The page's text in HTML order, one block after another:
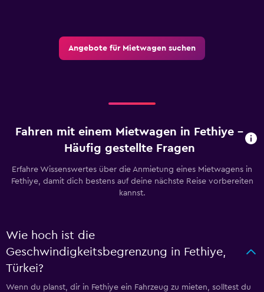
Angebote für Mietwagen suchen
Fahren mit einem Mietwagen in Fethiye –
Häufig gestellte Fragen
Erfahre Wissenswertes über die Anmietung eines Mietwagens in
Fethiye, damit dich bestens auf deine nächste Reise vorbereiten
kannst.
Wie hoch ist die
Geschwindigkeitsbegrenzung in Fethiye,
Türkei?
Wenn du planst, dir in Fethiye ein Fahrzeug zu mieten, solltest du